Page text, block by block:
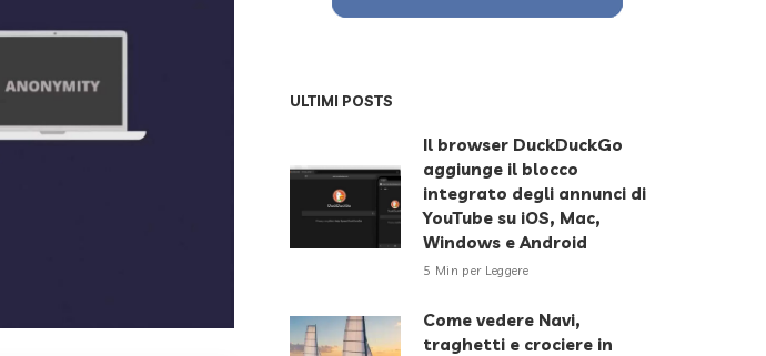
ULTIMI POSTS
Il browser DuckDuckGo
aggiunge il blocco
integrato degli annunci di
YouTube su iOS, Mac,
Windows e Android
5 Min per Leggere
Come vedere Navi,
traghetti e crociere in